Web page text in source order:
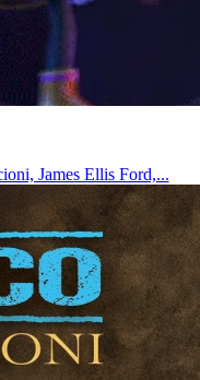
James Ellis Ford,...